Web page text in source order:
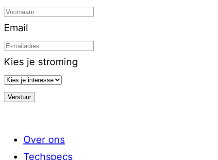
Email
Kies je stroming
Over ons
Techspecs